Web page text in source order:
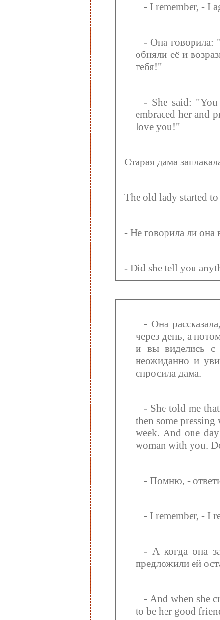
- I remember, - I
- Она говорила:
обняли её и
тебя!"
- She said:
embraced her and
love you!"
Старая дама
The old lady started
- Не говорила ли она
- Did she tell you
- Она
через день, а
и вы виделись
неожиданно и
спросила дама.
- She told me
then some
week. And one
woman with you.
- Помню, -
- I remember, - I
- А когда она
предложили ей
- And when she
to be her good